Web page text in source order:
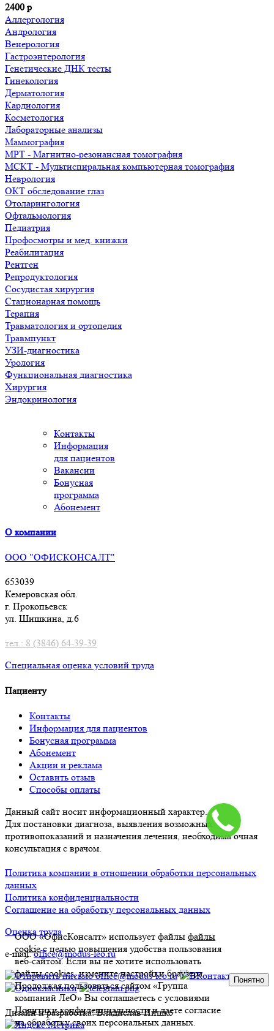
2400 р
Аллергология
Андрология
Венерология
Гастроэнтерология
Генетические ДНК тесты
Гинекология
Дерматология
Кардиология
Косметология
Лабораторные анализы
Маммография
МРТ - Магнитно-резонансная томография
МСКТ - Мультиспиральная компьютерная томография
Неврология
ОКТ обследование глаз
Отоларингология
Офтальмология
Педиатрия
Профосмотры и мед. книжки
Реабилитация
Рентген
Репродуктология
Сосудистая хирургия
Стационарная помощь
Терапия
Травматология и ортопедия
Травмпункт
УЗИ-диагностика
Урология
Функциональная диагностика
Хирургия
Эндокринология
Контакты
Информация
для пациентов
Вакансии
Бонусная
программа
Абонемент
О компании
ООО "ОФИСКОНСАЛТ"
653039
Кемеровская обл.
г. Прокопьевск
ул. Шишкина, д.6
тел.: 8 (3846) 64-39-39
Специальная оценка условий труда
Пациенту
Контакты
Информация для пациентов
Бонусная программа
Абонемент
Акции и реклама
Оставить отзыв
Способы оплаты
Данный сайт носит информационный характер.
Для постановки диагноза, выявления возможных
противопоказаний и назначения лечения, необходима очная
консультация с врачом.
Политика компании в отношении обработки персональных
данных
Политика конфиденциальности
Соглашение на обработку персональных данных
Оценка труда
e-mail:office@modus-leo.ru
Дизайн и разработка: Владислав Пишко
ООО «ОфисКонсалт» использует файлыфайлы
cookieс целью повышения удобства пользования
веб-сайтом. Если вы не хотите использовать
файлы cookies, измените настройки браузера.
Продолжая пользоваться сайтом «Группа
компаний ЛеО» Вы соглашаетесь с условиями
Политики конфиденциальностии даете согласие
на обработку своих персональных данных.
Понятно